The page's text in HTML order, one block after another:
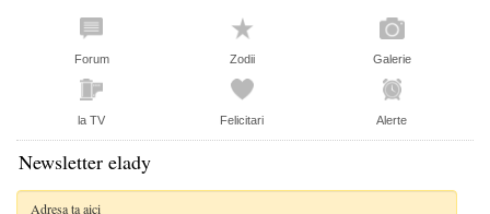
Forum Zodii Galerie
la TV Felicitari Alerte
Newsletter elady